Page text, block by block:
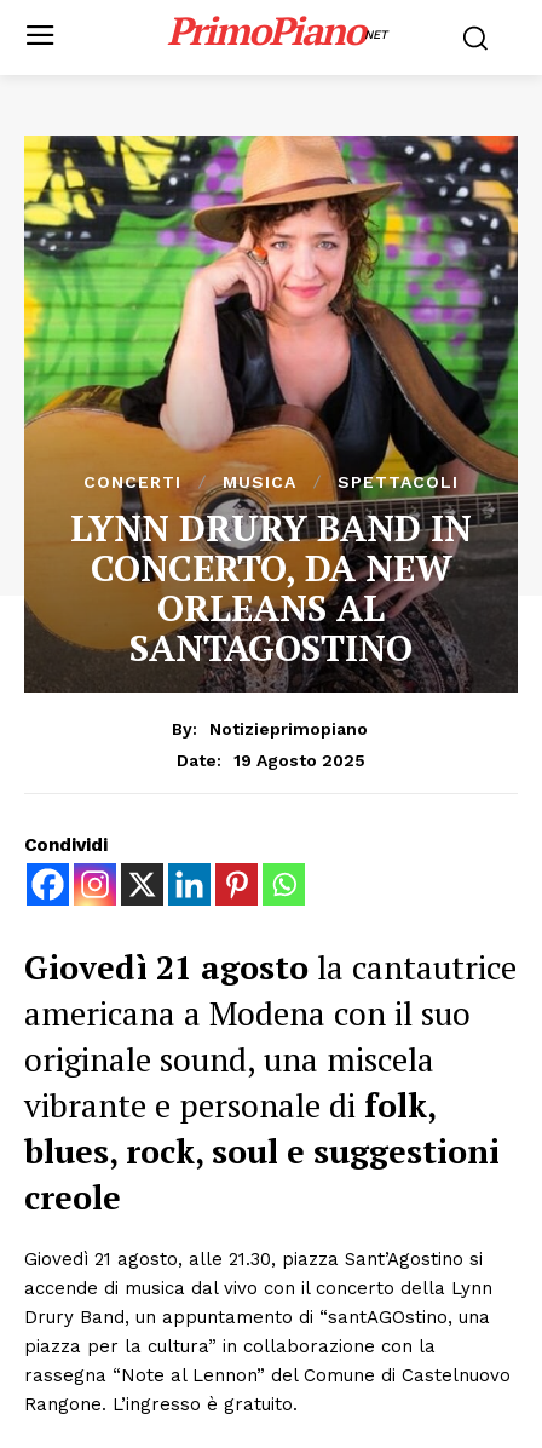
PrimoPianoNET
CONCERTI MUSICA SPETTACOLI
LYNN DRURY BAND IN
CONCERTO, DA NEW
ORLEANS AL
SANTAGOSTINO
By:
Notizieprimopiano
Date:
19 Agosto 2025
Condividi
Giovedì 21 agosto la cantautrice
americana a Modena con il suo
originale sound, una miscela
vibrante e personale di folk,
blues, rock, soul e suggestioni
creole
Giovedì 21 agosto, alle 21.30, piazza Sant’Agostino si
accende di musica dal vivo con il concerto della Lynn
Drury Band, un appuntamento di “santAGOstino, una
piazza per la cultura” in collaborazione con la
rassegna “Note al Lennon” del Comune di Castelnuovo
Rangone. L’ingresso è gratuito.